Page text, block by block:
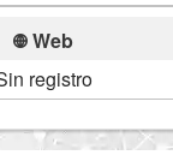
Web
registro